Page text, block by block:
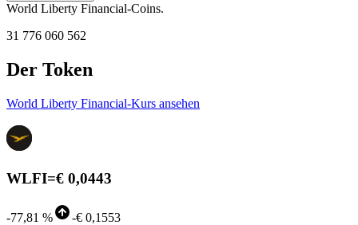
World Liberty Financial-Coins.
31 776 060 562
Der Token
World Liberty Financial-Kurs ansehen
WLFI=€ 0,0443
-77,81 % -€ 0,1553